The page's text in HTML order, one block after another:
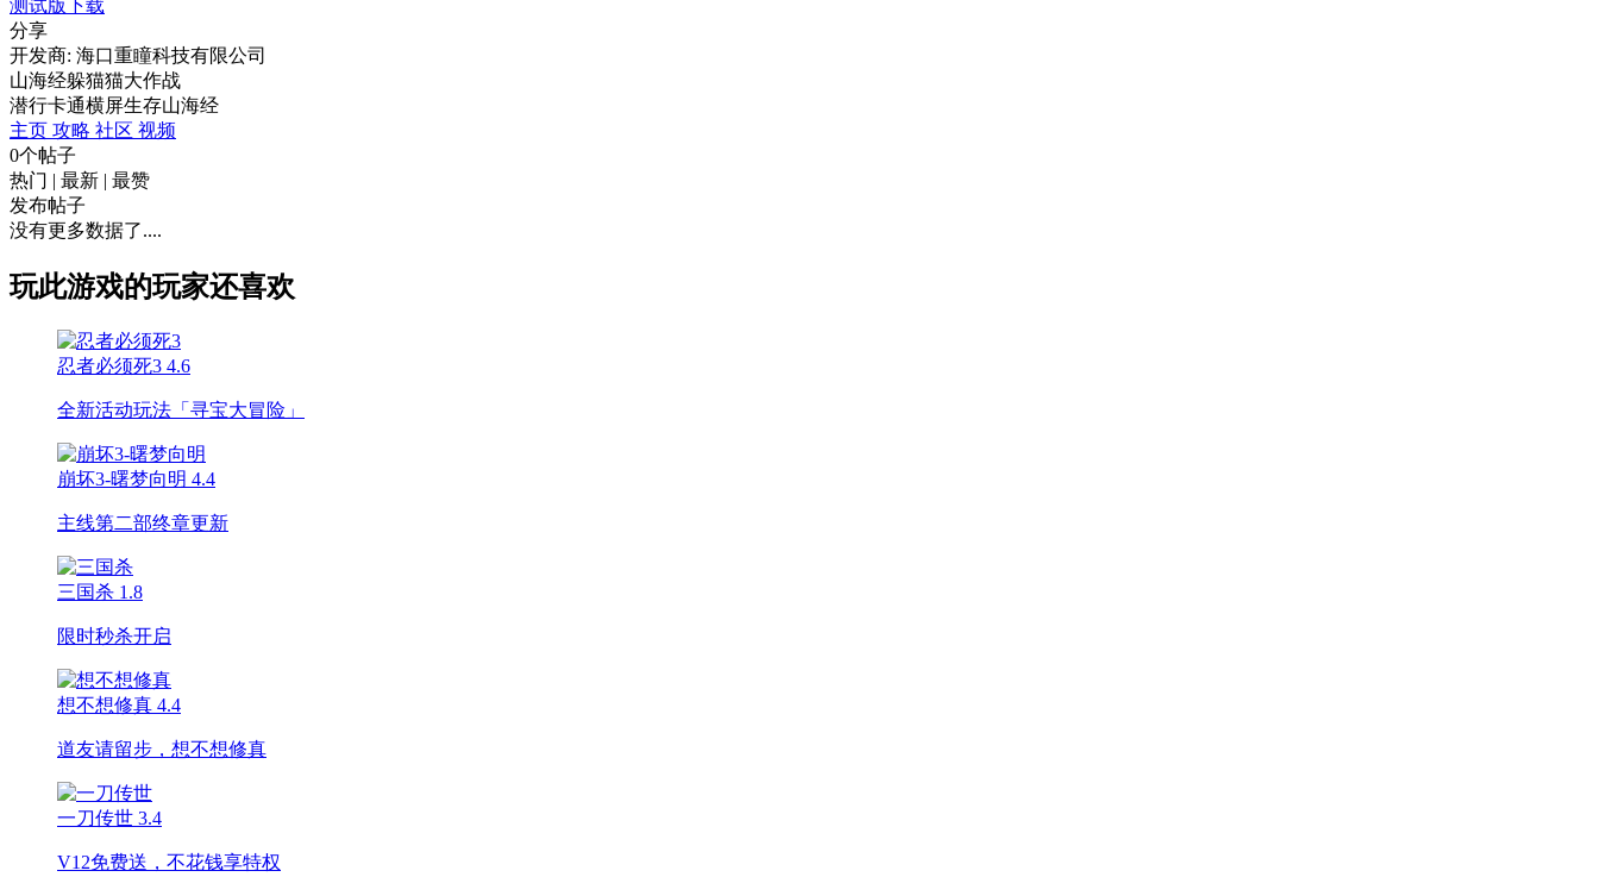
测试版下载
分享
开发商: 海口重瞳科技有限公司
山海经躲猫猫大作战
潜行卡通横屏生存山海经
主页 攻略 社区 视频
0个帖子
热门 | 最新 | 最赞
发布帖子
没有更多数据了....
玩此游戏的玩家还喜欢
忍者必须死3 4.6
全新活动玩法「寻宝大冒险」
崩坏3-曙梦向明 4.4
主线第二部终章更新
三国杀 1.8
限时秒杀开启
想不想修真 4.4
道友请留步，想不想修真
一刀传世 3.4
V12免费送，不花钱享特权